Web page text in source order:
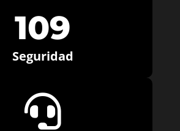
109
Seguridad
